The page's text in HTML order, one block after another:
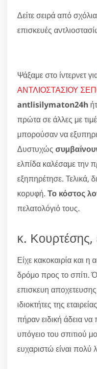
Δείτε σειρά από
επισκευές
Ψάξαμε στο ίντερνετ
ΑΝΤΛΙΟΣΤΑΣΙΟΥ
antlisilymaton24h
πρώτα σε άλλες με
μπορούσαν να
Δυστυχώς
ελπίδα καλέσαμε την
εξηπηρέτησε. Τελικά,
κορυφή. Το κόστος
πελατολόγιό τους.
κ. Κουρτέσης,
Είχε κακοκαιρία και η
δρόμο προς το σπίτι.
επισκευη
ιδιοκτήτες της εταιρείας
πήραν ειδική άδεια
υπόγειο του σπιτιού
ευχαριστώ είναι πολύ